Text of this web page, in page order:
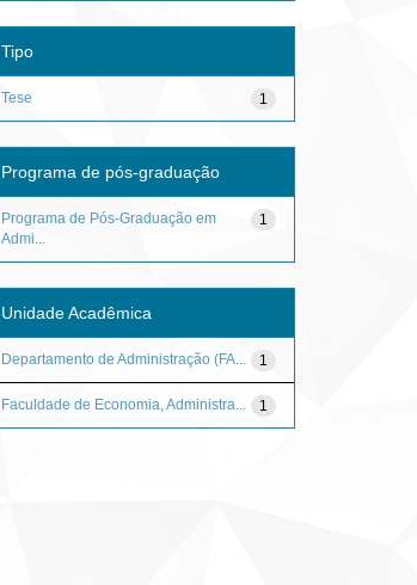
Tipo
1
Tese
Programa de pós-graduação
1
Programa de Pós-Graduação em
Admi...
Unidade Acadêmica
1
Departamento de Administração (FA...
1
Faculdade de Economia, Administra...